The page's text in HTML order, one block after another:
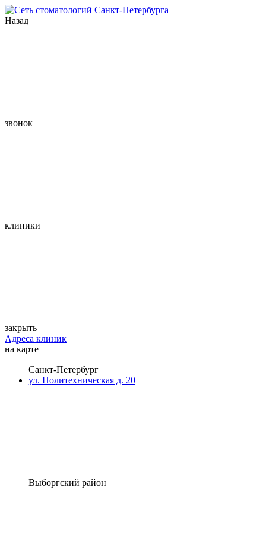
Назад
звонок
клиники
закрыть
Адреса клиник
на карте
Санкт-Петербург
ул. Политехническая д. 20
Выборгский район